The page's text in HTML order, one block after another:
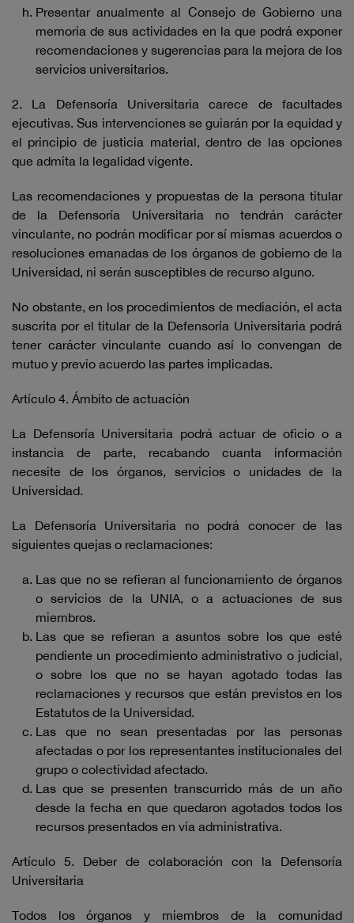
Presentar anualmente al Consejo de Gobierno una
memoria de sus actividades en la que podrá exponer
recomendaciones y sugerencias para la mejora de los
servicios universitarios.
2. La Defensoría Universitaria carece de facultades
ejecutivas. Sus intervenciones se guiarán por la equidad y
el principio de justicia material, dentro de las opciones
que admita la legalidad vigente.
Las recomendaciones y propuestas de la persona titular
de la Defensoría Universitaria no tendrán carácter
vinculante, no podrán modificar por sí mismas acuerdos o
resoluciones emanadas de los órganos de gobierno de la
Universidad, ni serán susceptibles de recurso alguno.
No obstante, en los procedimientos de mediación, el acta
suscrita por el titular de la Defensoría Universitaria podrá
tener carácter vinculante cuando así lo convengan de
mutuo y previo acuerdo las partes implicadas.
Artículo 4. Ámbito de actuación
La Defensoría Universitaria podrá actuar de oficio o a
instancia de parte, recabando cuanta información
necesite de los órganos, servicios o unidades de la
Universidad.
La Defensoría Universitaria no podrá conocer de las
siguientes quejas o reclamaciones:
Las que no se refieran al funcionamiento de órganos
o servicios de la UNIA, o a actuaciones de sus
miembros.
Las que se refieran a asuntos sobre los que esté
pendiente un procedimiento administrativo o judicial,
o sobre los que no se hayan agotado todas las
reclamaciones y recursos que están previstos en los
Estatutos de la Universidad.
Las que no sean presentadas por las personas
afectadas o por los representantes institucionales del
grupo o colectividad afectado.
Las que se presenten transcurrido más de un año
desde la fecha en que quedaron agotados todos los
recursos presentados en vía administrativa.
Artículo 5. Deber de colaboración con la Defensoría
Universitaria
Todos los órganos y miembros de la comunidad